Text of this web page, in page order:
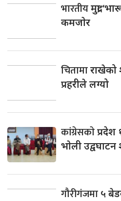
भारतीयमुद्रा
कमजाेर
चितामाराखेको
प्रहरीले लग्यो
कांग्रेसकाेप्रदेश
भाेली उद्वघाटन
गौरीगंजमा ५